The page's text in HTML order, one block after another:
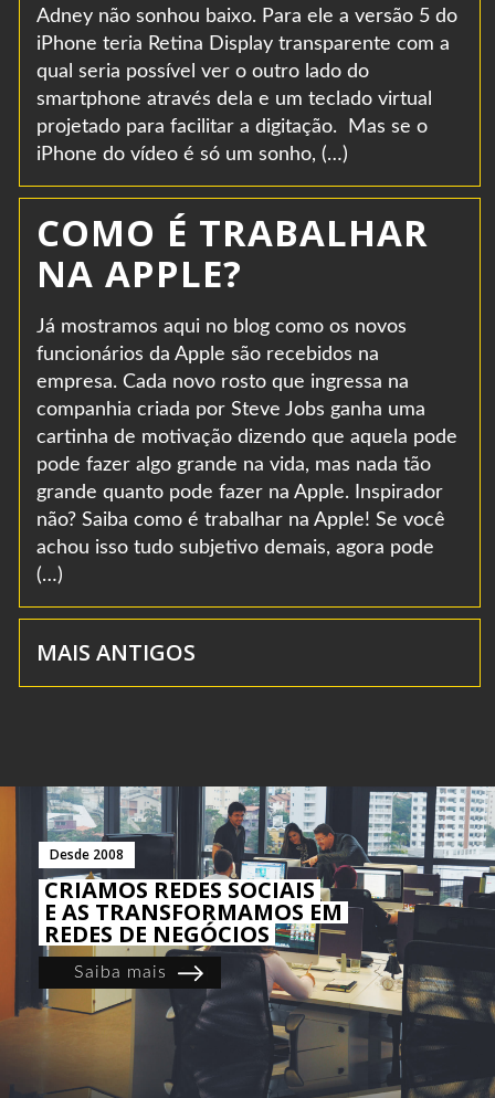
Adney não sonhou baixo. Para ele a versão 5 do
iPhone teria Retina Display transparente com a
qual seria possível ver o outro lado do
smartphone através dela e um teclado virtual
projetado para facilitar a digitação. Mas se o
iPhone do vídeo é só um sonho, (…)
COMO É TRABALHAR
NA APPLE?
Já mostramos aqui no blog como os novos
funcionários da Apple são recebidos na
empresa. Cada novo rosto que ingressa na
companhia criada por Steve Jobs ganha uma
cartinha de motivação dizendo que aquela pode
pode fazer algo grande na vida, mas nada tão
grande quanto pode fazer na Apple. Inspirador
não? Saiba como é trabalhar na Apple! Se você
achou isso tudo subjetivo demais, agora pode
(…)
MAIS ANTIGOS
Desde 2008
CRIAMOS REDES SOCIAIS
E AS TRANSFORMAMOS EM
REDES DE NEGÓCIOS
Saiba mais